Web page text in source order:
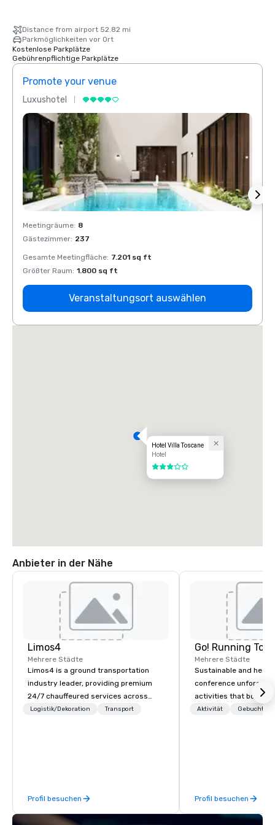
Distance from airport 52.82 mi
Parkmöglichkeiten vor Ort
Kostenlose Parkplätze
Gebührenpflichtige Parkplätze
Promote your venue
Luxushotel
Meetingräume: 8
Gästezimmer: 237
Gesamte Meetingfläche: 7.201 sq ft
Größter Raum: 1.800 sq ft
Veranstaltungsort auswählen
Hotel Villa Toscane
Hotel
3 von 5
Anbieter in der Nähe
Limos4
Mehrere Städte
Limos4 is a ground transportation
industry leader, providing premium
24/7 chauffeured services across
200+ cities, 60+ countries and 250+
Switzerland, and running seamlessly
for more than a decade, Limos4
Logistik/Dekoration Transport
Profil besuchen
Go! Running
Mehrere Städte
Sustainable and
conference
activities that boost
lower carbon
Aktivität Gebuchte
Profil besuchen